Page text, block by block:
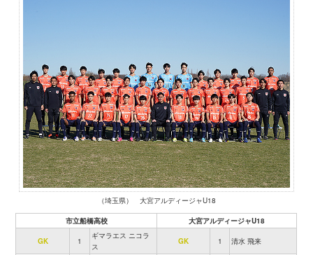
（埼玉県） 大宮アルディージャU18
市立船橋高校 大宮アルディージャU18
GK 1
ギマラエス ニコラ
ス
GK 1 清水 飛来